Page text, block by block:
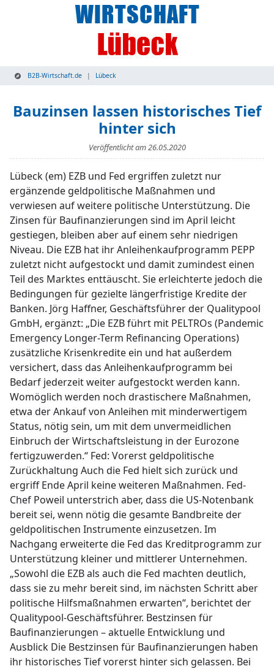
B2B-Wirtschaft.de Lübeck
Bauzinsen lassen historisches Tief
hinter sich
Veröffentlicht am26.05.2020
Lübeck (em) EZB und Fed ergriffen zuletzt nur
ergänzende geldpolitische Maßnahmen und
verwiesen auf weitere politische Unterstützung. Die
Zinsen für Baufinanzierungen sind im April leicht
gestiegen, bleiben aber auf einem sehr niedrigen
Niveau. Die EZB hat ihr Anleihenkaufprogramm PEPP
zuletzt nicht aufgestockt und damit zumindest einen
Teil des Marktes enttäuscht. Sie erleichterte jedoch die
Bedingungen für gezielte längerfristige Kredite der
Banken. Jörg Haffner, Geschäftsführer der Qualitypool
GmbH, ergänzt: „Die EZB führt mit PELTROs (Pandemic
Emergency Longer-Term Refinancing Operations)
zusätzliche Krisenkredite ein und hat außerdem
versichert, dass das Anleihenkaufprogramm bei
Bedarf jederzeit weiter aufgestockt werden kann.
Womöglich werden noch drastischere Maßnahmen,
etwa der Ankauf von Anleihen mit minderwertigem
Status, nötig sein, um mit dem unvermeidlichen
Einbruch der Wirtschaftsleistung in der Eurozone
fertigzuwerden.“ Fed: Vorerst geldpolitische
Zurückhaltung Auch die Fed hielt sich zurück und
ergriff Ende April keine weiteren Maßnahmen. Fed-
Chef Poweil unterstrich aber, dass die US-Notenbank
bereit sei, wenn nötig die gesamte Bandbreite der
geldpolitischen Instrumente einzusetzen. Im
Nachgang erweiterte die Fed das Kreditprogramm zur
Unterstützung kleiner und mittlerer Unternehmen.
„Sowohl die EZB als auch die Fed machten deutlich,
dass sie zu mehr bereit sind, im nächsten Schritt aber
politische Hilfsmaßnahmen erwarten“, berichtet der
Qualitypool-Geschäftsführer. Bestzinsen für
Baufinanzierungen – aktuelle Entwicklung und
Ausblick Die Bestzinsen für Baufinanzierungen haben
ihr historisches Tief vorerst hinter sich gelassen. Bei